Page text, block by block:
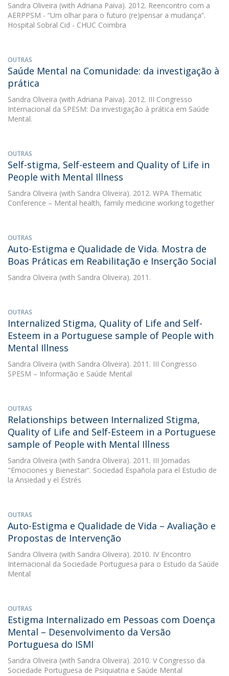
Sandra Oliveira (with Adriana Paiva). 2012. Reencontro com a
AERPPSM - “Um olhar para o futuro (re)pensar a mudança”.
Hospital Sobral Cid - CHUC Coimbra
OUTRAS
Saúde Mental na Comunidade: da investigação à
prática
Sandra Oliveira (with Adriana Paiva). 2012. III Congresso
Internacional da SPESM: Da investigação à prática em Saúde
Mental.
OUTRAS
Self-stigma, Self-esteem and Quality of Life in
People with Mental Illness
Sandra Oliveira (with Sandra Oliveira). 2012. WPA Thematic
Conference – Mental health, family medicine working together
OUTRAS
Auto-Estigma e Qualidade de Vida. Mostra de
Boas Práticas em Reabilitação e Inserção Social
Sandra Oliveira (with Sandra Oliveira). 2011.
OUTRAS
Internalized Stigma, Quality of Life and Self-
Esteem in a Portuguese sample of People with
Mental Illness
Sandra Oliveira (with Sandra Oliveira). 2011. III Congresso
SPESM – Informação e Saúde Mental
OUTRAS
Relationships between Internalized Stigma,
Quality of Life and Self-Esteem in a Portuguese
sample of People with Mental Illness
Sandra Oliveira (with Sandra Oliveira). 2011. III Jornadas
"Emociones y Bienestar“. Sociedad Española para el Estudio de
la Ansiedad y el Estrés
OUTRAS
Auto-Estigma e Qualidade de Vida – Avaliação e
Propostas de Intervenção
Sandra Oliveira (with Sandra Oliveira). 2010. IV Encontro
Internacional da Sociedade Portuguesa para o Estudo da Saúde
Mental
OUTRAS
Estigma Internalizado em Pessoas com Doença
Mental – Desenvolvimento da Versão
Portuguesa do ISMI
Sandra Oliveira (with Sandra Oliveira). 2010. V Congresso da
Sociedade Portuguesa de Psiquiatria e Saúde Mental